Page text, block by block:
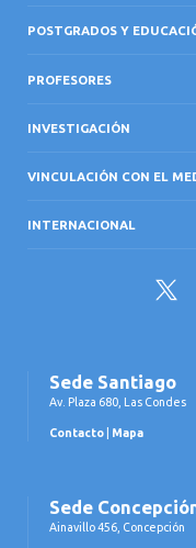
POSTGRADOS Y
PROFESORES
INVESTIGACIÓN
VINCULACIÓN CON EL
INTERNACIONAL
Twitter
Sede Santiago
Av. Plaza 680, Las Condes
Contacto Mapa
Sede
Ainavillo 456, Concepción